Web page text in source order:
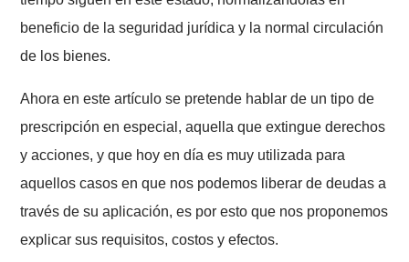
situaciones jurídicas inciertas, y que con el pasar del
tiempo siguen en este estado, normalizándolas en
beneficio de la seguridad jurídica y la normal
de los bienes.
Ahora en este artículo se pretende hablar de un tipo
prescripción en especial, aquella que extingue
y acciones, y que hoy en día es muy utilizada para